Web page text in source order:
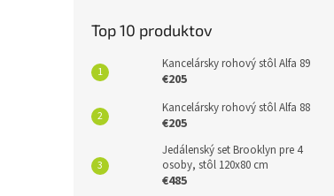
Top 10 produktov
Kancelársky rohový stôl Alfa 89
€205
Kancelársky rohový stôl Alfa 88
€205
Jedálenský set Brooklyn pre 4
osoby, stôl 120x80 cm
€485